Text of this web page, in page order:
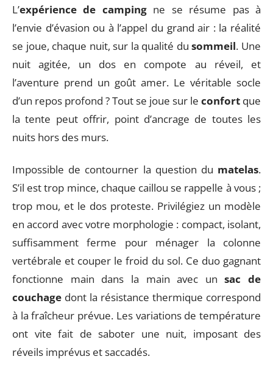
L’expérience de campingne se résume pas à
l’envie d’évasion ou à l’appel du grand air : la réalité
se joue, chaque nuit, sur la qualité dusommeil. Une
nuit agitée, un dos en compote au réveil, et
l’aventure prend un goût amer. Le véritable socle
d’un repos profond ? Tout se joue sur le confort que
la tente peut offrir, point d’ancrage de toutes les
nuits hors des murs.
Impossible de contourner la question du matelas.
S’il est trop mince, chaque caillou se rappelle à vous ;
trop mou, et le dos proteste. Privilégiez un modèle
en accord avec votre morphologie : compact, isolant,
suffisamment ferme pour ménager la colonne
vertébrale et couper le froid du sol. Ce duo gagnant
fonctionne main dans la main avec unsac de
couchage dont la résistance thermique correspond
à la fraîcheur prévue. Les variations de température
ont vite fait de saboter une nuit, imposant des
réveils imprévus et saccadés.